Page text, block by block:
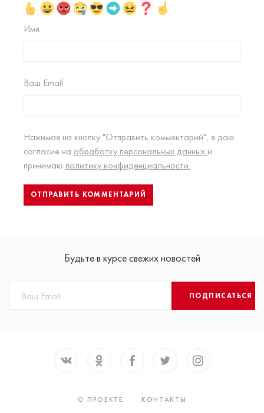
Имя
Ваш Email
Нажимая на кнопку "Отправить комментарий", я даю
согласие на обработку персональных данных и
принимаю политику конфиденциальности.
Будьте в курсе свежих новостей
ПОДПИСАТЬСЯ
О ПРОЕКТЕ
КОНТАКТЫ